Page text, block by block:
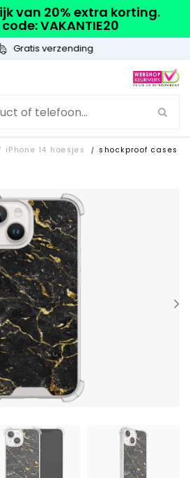
van 20% extra korting.
VAKANTIE20
Gratis verzending
iPhone 14 hoesjes / shockproof cases